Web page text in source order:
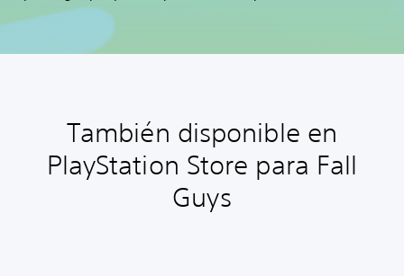
También disponible en
PlayStation Store para Fall
Guys